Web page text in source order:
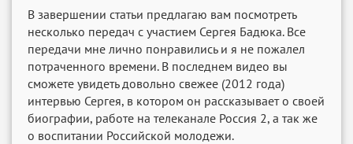
В завершении статьи предлагаю вам посмотреть
несколько передач с участием Сергея Бадюка. Все
передачи мне лично понравились и я не пожалел
потраченного времени. В последнем видео вы
сможете увидеть довольно свежее (2012 года)
интервью Сергея, в котором он рассказывает о своей
биографии, работе на телеканале Россия 2, а так же
о воспитании Российской молодежи.